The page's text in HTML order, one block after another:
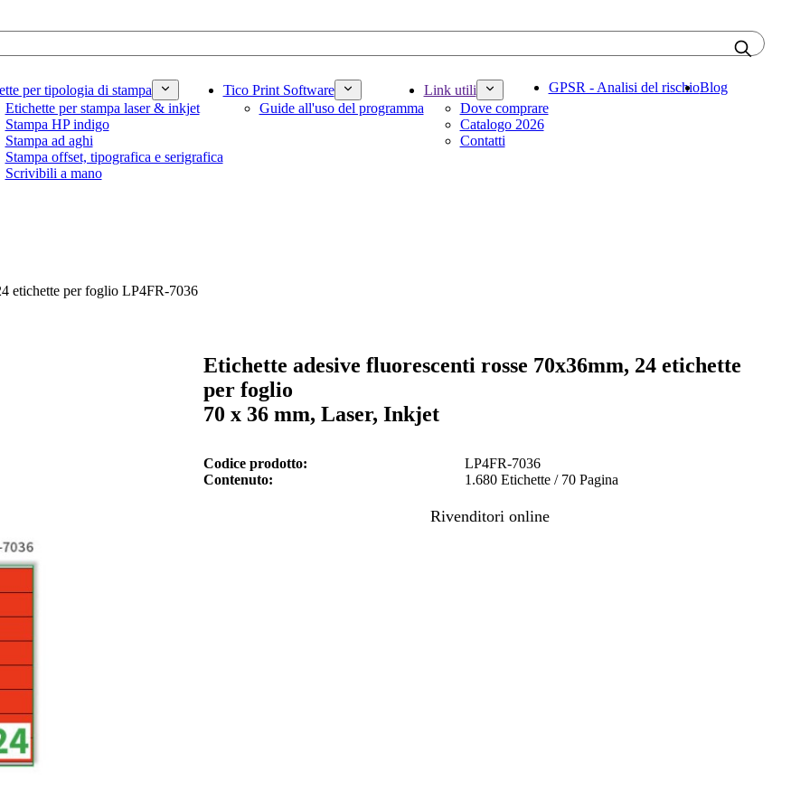
per tipologia di stampa
Etichette per stampa laser & inkjet
Stampa HP indigo
Stampa ad aghi
Stampa offset, tipografica e serigrafica
Scrivibili a mano
Tico Print Software
Guide all'uso del programma
Link utili
Dove comprare
Catalogo 2026
Contatti
GPSR - Analisi del rischioBlog
etichette per foglio LP4FR-7036
Etichette adesive fluorescenti rosse 70x36mm, 24 etichette
per foglio
70 x 36 mm, Laser, Inkjet
Codice prodotto
LP4FR-7036
Contenuto
1.680 Etichette / 70 Pagina